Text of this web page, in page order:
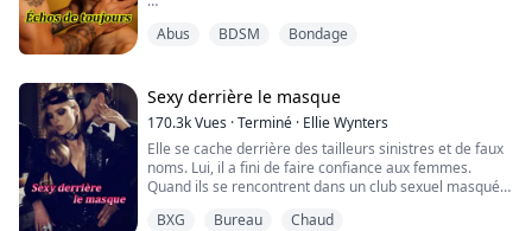
— Quel bon petit garçon.
Callan, après avoir été jeté dehors par ses parents
parce qu’il était gay, a trouvé refuge dans les bras de
son petit ami, qui a ensuite transformé sa vie en enfer.
Abus BDSM Bondage
Sexy derrière le masque
170.3kVues ·Terminé · Ellie Wynters
Elle se cache derrière des tailleurs sinistres et de faux
noms. Lui, il a fini de faire confiance aux femmes.
Quand ils se rencontrent dans un club sexuel masqué,
sans merci de l’autre côté de la table du conseil
BXG Bureau Chaud